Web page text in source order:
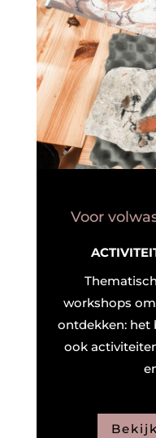
Voor
workshops
ontdekken: het
ook